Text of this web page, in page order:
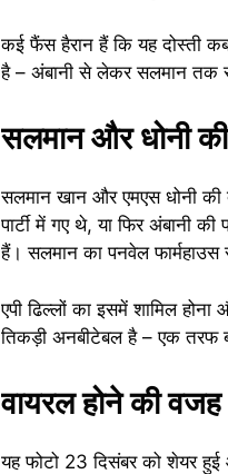
कई फैंस हैरान हैं कि यह दोस्ती
है – अंबानी से लेकर सलमान तक
सलमान और धोनी की
सलमान खान और एमएस धोनी
पार्टी में गए थे, या फिर अंबानी
हैं। सलमान का पनवेल फार्महाउस
एपी ढिल्लों का इसमें शामिल
तिकड़ी अनबीटेबल है – एक तरफ
वायरल होने की वजह
यह फोटो 23 दिसंबर को शेयर